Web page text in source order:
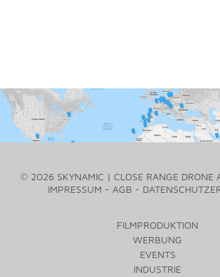
© 2026 SKYNAMIC | CLOSE RANGE DRONE
IMPRESSUM - AGB -
FILMPRODUKTION
WERBUNG
EVENTS
INDUSTRIE